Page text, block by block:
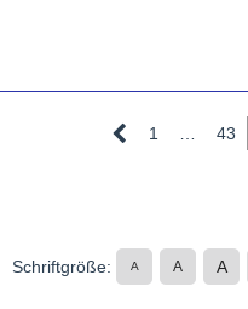
1 … 43
Schriftgröße: A A A